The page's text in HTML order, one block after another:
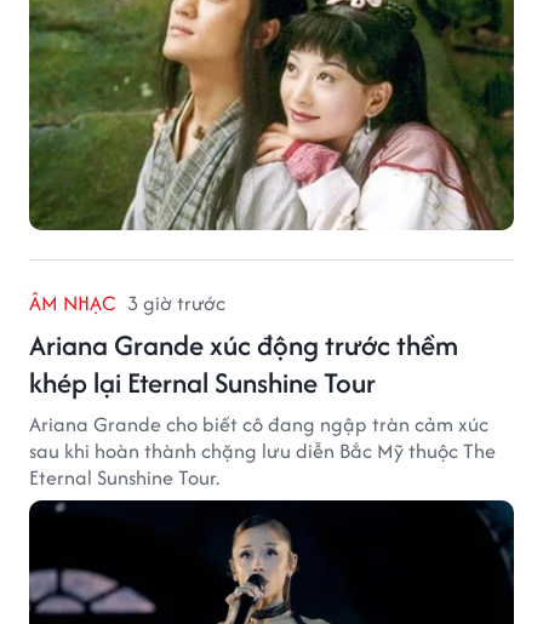
ÂM NHẠC 3 giờ trước
Ariana Grande xúc động trước thềm
khép lại Eternal Sunshine Tour
Ariana Grande cho biết cô đang ngập tràn cảm xúc
sau khi hoàn thành chặng lưu diễn Bắc Mỹ thuộc The
Eternal Sunshine Tour.